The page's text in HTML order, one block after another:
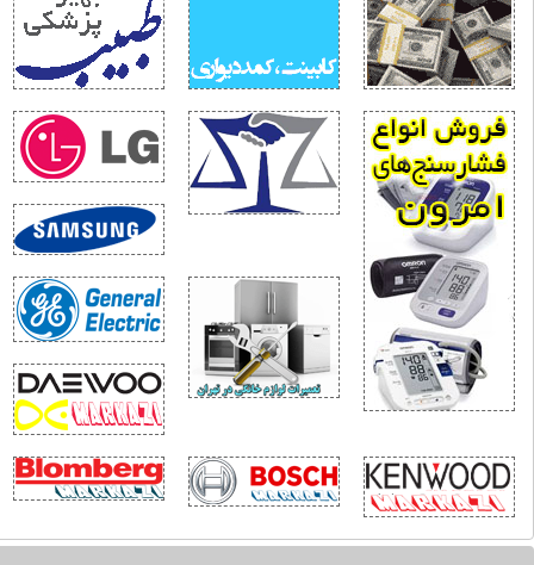
نقطه ثقل بازدارندگی ایران
و فراواقعیت جنگ ۱۲روزه
خطرناک زلنسکی در خزر
حمله آمریکا به حشد الشعبی، جنگ فرسایشی با ایران را به یک جنگ منطقه‌ای تبدیل
متفاوت از ۱۵۰ شبانه روز ایستادگی مردم مبعوث شده
فراتر از یک پیام
با دلسوزان نظام
واقعی جنگ ۴۰ روزه برای اقتصاد جهان
در دام جنگ ایران
پدیدارشناسانه درباره فروپاشی حرمت، تربیت و نسبت نسل‌ها در عصر فردگرایی
تهدید حمله بزرگ تا ترس از فرسایش پدافند؛ بازدارندگی جدید ایران در برابر آمریکا
اصلی سفر نخست‌وزیر عراق به تهران
خاموش انرژی